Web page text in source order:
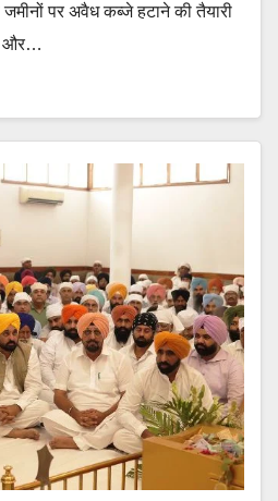
पर अवैध कब्जे हटाने की तैयारी
और…